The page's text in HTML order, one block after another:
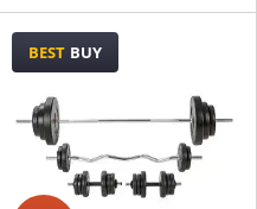
BEST BUY